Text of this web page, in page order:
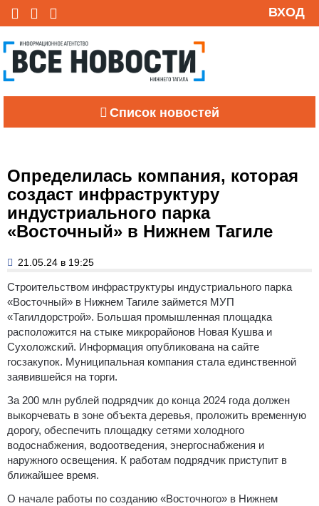
ВХОД
Список новостей
Определилась компания, которая
создаст инфраструктуру
индустриального парка
«Восточный» в Нижнем Тагиле
21.05.24 в 19:25
Строительством инфраструктуры индустриального парка
«Восточный» в Нижнем Тагиле займется МУП
«Тагилдорстрой». Большая промышленная площадка
расположится на стыке микрорайонов Новая Кушва и
Сухоложский. Информация опубликована на сайте
госзакупок. Муниципальная компания стала единственной
заявившейся на торги.
За 200 млн рублей подрядчик до конца 2024 года должен
выкорчевать в зоне объекта деревья, проложить временную
дорогу, обеспечить площадку сетями холодного
водоснабжения, водоотведения, энергоснабжения и
наружного освещения. К работам подрядчик приступит в
ближайшее время.
О начале работы по созданию «Восточного» в Нижнем